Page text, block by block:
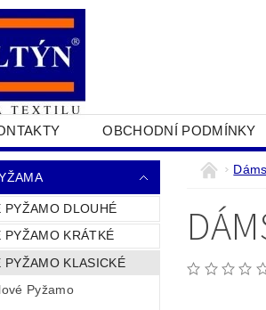
OBCHODNÍ PODMÍNKY
NAPIŠTE NÁM
PYŽAMO DLOUHÉ
PYŽAMO KRÁTKÉ
PYŽAMO KLASICKÉ
Pyžamo